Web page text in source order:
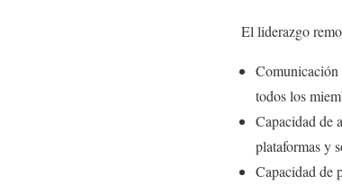
El liderazgo
Comunicación
todos los
Capacidad de
plataformas y
Capacidad de